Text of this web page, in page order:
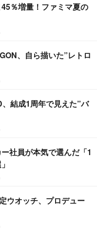
％増量！ファミマ夏の
、自ら描いた”レトロ
結成1周年で見えた”バ
社員が本気で選んだ「1
ウオッチ、プロデュー